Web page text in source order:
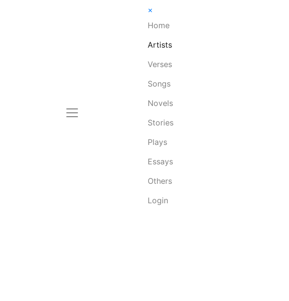
×
Home
Artists
Verses
Songs
Novels
Stories
Plays
Essays
Others
Login